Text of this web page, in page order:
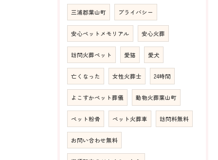
三浦郡葉山町 プライバシー
安心ペットメモリアル 安心火葬
訪問火葬ペット 愛猫 愛犬
亡くなった 女性火葬士 24時間
よこすかペット葬儀 動物火葬葉山町
ペット粉骨 ペット火葬車 訪問料無料
お問い合わせ無料